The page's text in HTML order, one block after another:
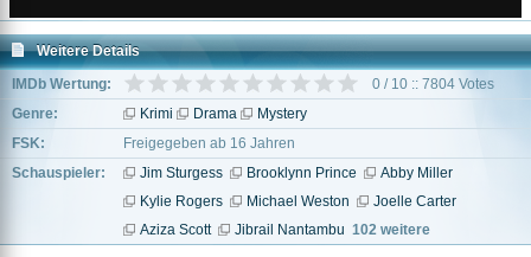
Weitere Details
IMDb Wertung:
0 / 10 :: 7804 Votes
Genre:
Krimi Drama
Mystery
FSK:
Freigegeben ab 16 Jahren
Schauspieler:
Jim Sturgess Brooklynn Prince
Abby Miller
Kylie Rogers
Michael Weston
Joelle Carter
Aziza Scott
Jibrail Nantambu 102 weitere